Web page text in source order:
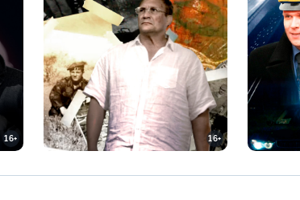
16+ 16+